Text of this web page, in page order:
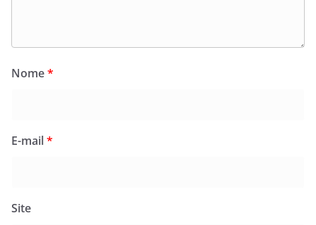
Nome*
E-mail*
Site